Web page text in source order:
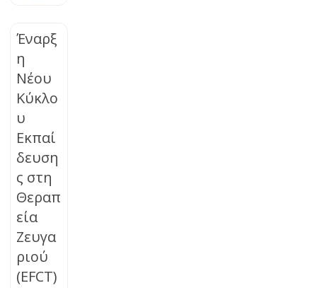
Δεσμού.
Το πένθος
είναι μια
φυσική,
οργανική
διεργασία
εξέλιξης
και
γής, η
οποία
μπορεί να
μπλοκαρισ
τεί. Τα
βιώματα
απώλειας
μπορούν
Έναρξ
η
Νέου
Κύκλο
υ
Εκπαί
δευση
ς στη
Θεραπ
εία
Ζευγα
ριού
(EFCT)